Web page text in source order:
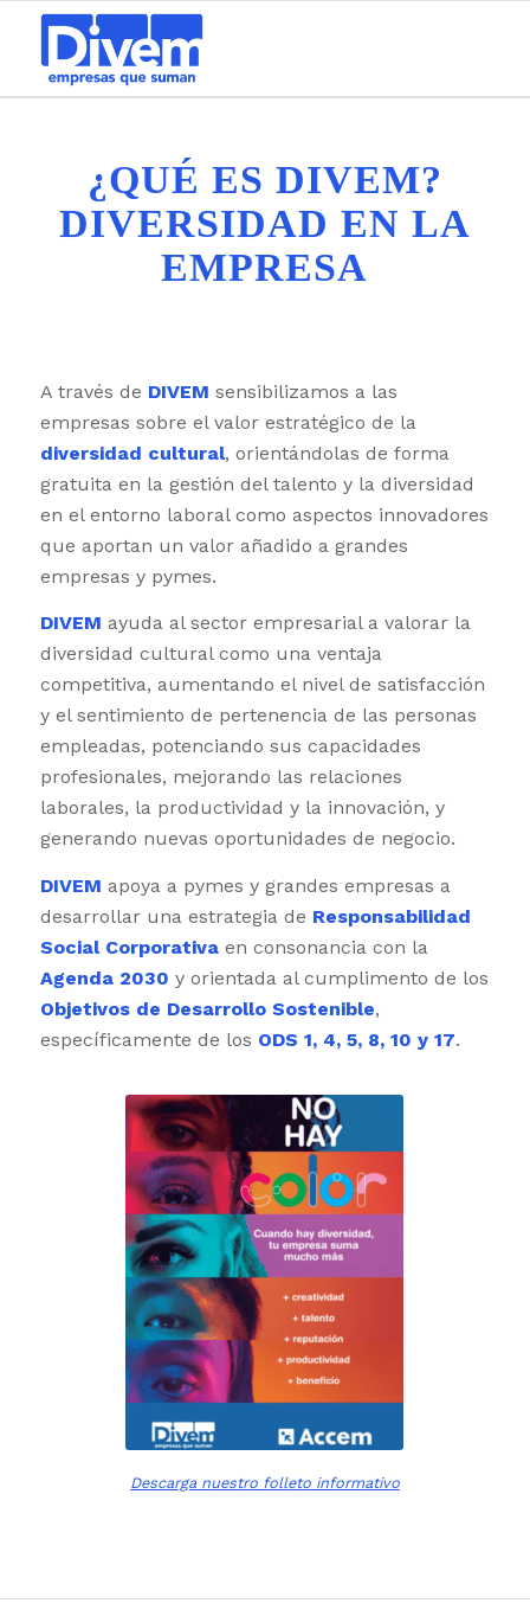
¿QUÉ ES DIVEM?
DIVERSIDAD EN LA
EMPRESA
A través de DIVEM sensibilizamos a las
empresas sobre el valor estratégico de la
diversidad cultural, orientándolas de forma
gratuita en la gestión del talento y la diversidad
en el entorno laboral como aspectos innovadores
que aportan un valor añadido a grandes
empresas y pymes.
DIVEM ayuda al sector empresarial a valorar la
diversidad cultural como una ventaja
competitiva, aumentando el nivel de satisfacción
y el sentimiento de pertenencia de las personas
empleadas, potenciando sus capacidades
profesionales, mejorando las relaciones
laborales, la productividad y la innovación, y
generando nuevas oportunidades de negocio.
DIVEM apoya a pymes y grandes empresas a
desarrollar una estrategia de Responsabilidad
Social Corporativaen consonancia con la
Agenda 2030 y orientada al cumplimento de los
Objetivos de Desarrollo Sostenible,
específicamente de los ODS 1, 4, 5, 8, 10 y 17.
¿Qué
es
DIVEM?
Descarga nuestro folleto informativo